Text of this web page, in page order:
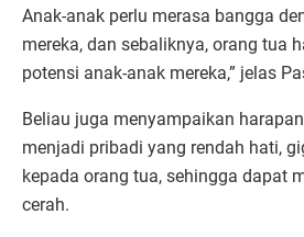
Anak-anak perlu merasa bangga
mereka, dan sebaliknya, orang tua
potensi anak-anak mereka,” jelas
Beliau juga menyampaikan
menjadi pribadi yang rendah hati,
kepada orang tua, sehingga dapat
cerah.